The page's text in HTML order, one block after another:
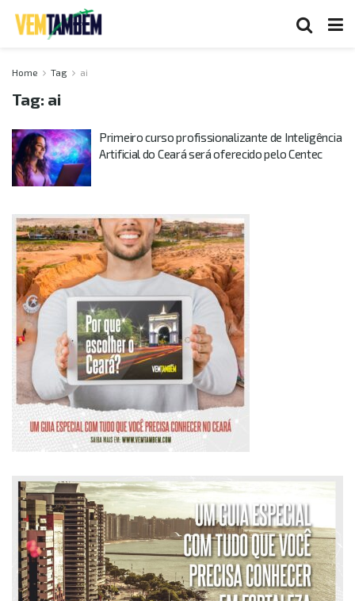
Home Tag ai
Tag: ai
Primeiro curso profissionalizante de Inteligência
Artificial do Ceará será oferecido pelo Centec